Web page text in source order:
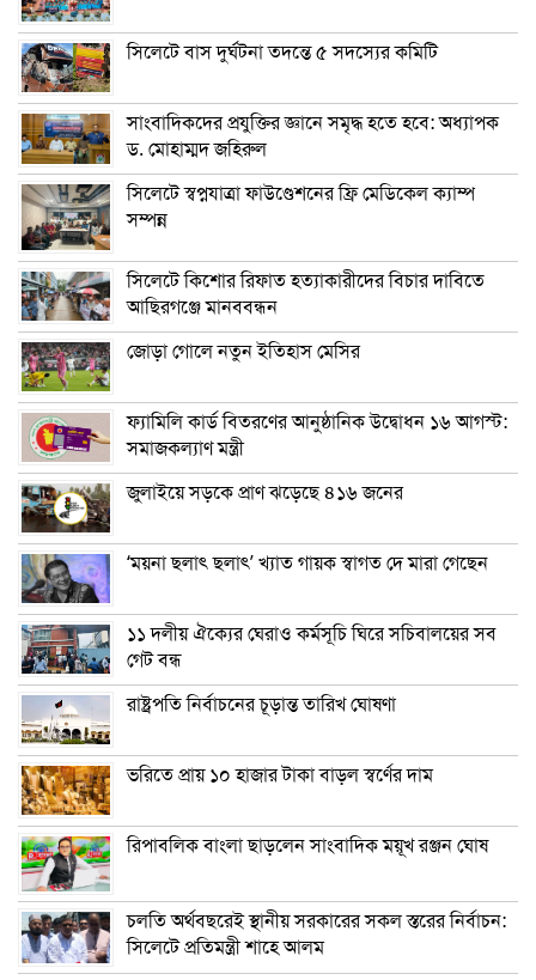
সিলেটে বাস দুর্ঘটনা তদন্তে ৫ সদস্যের কমিটি
সাংবাদিকদের প্রযুক্তির জ্ঞানে সমৃদ্ধ হতে হবে: অধ্যাপক
ড. মোহাম্মদ জহিরুল
সিলেটে স্বপ্নযাত্রা ফাউণ্ডেশনের ফ্রি মেডিকেল ক্যাম্প
সম্পন্ন
সিলেটে কিশোর রিফাত হত্যাকারীদের বিচার দাবিতে
আছিরগঞ্জে মানববন্ধন
জোড়া গোলে নতুন ইতিহাস মেসির
ফ্যামিলি কার্ড বিতরণের আনুষ্ঠানিক উদ্বোধন ১৬ আগস্ট:
সমাজকল্যাণ মন্ত্রী
জুলাইয়ে সড়কে প্রাণ ঝড়েছে ৪১৬ জনের
‘ময়না ছলাৎ ছলাৎ’ খ্যাত গায়ক স্বাগত দে মারা গেছেন
১১ দলীয় ঐক্যের ঘেরাও কর্মসূচি ঘিরে সচিবালয়ের সব
গেট বন্ধ
রাষ্ট্রপতি নির্বাচনের চূড়ান্ত তারিখ ঘোষণা
ভরিতে প্রায় ১০ হাজার টাকা বাড়ল স্বর্ণের দাম
রিপাবলিক বাংলা ছাড়লেন সাংবাদিক ময়ূখ রঞ্জন ঘোষ
চলতি অর্থবছরেই স্থানীয় সরকারের সকল স্তরের নির্বাচন:
সিলেটে প্রতিমন্ত্রী শাহে আলম